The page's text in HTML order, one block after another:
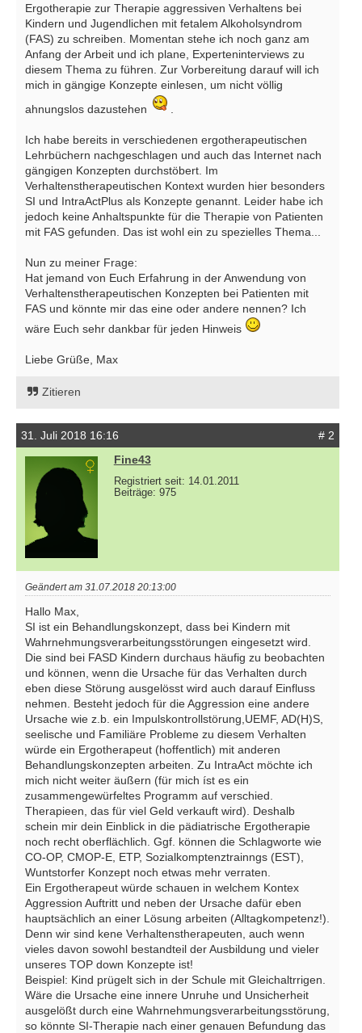
Ergotherapie zur Therapie aggressiven Verhaltens bei
Kindern und Jugendlichen mit fetalem Alkoholsyndrom
(FAS) zu schreiben. Momentan stehe ich noch ganz am
Anfang der Arbeit und ich plane, Experteninterviews zu
diesem Thema zu führen. Zur Vorbereitung darauf will ich
mich in gängige Konzepte einlesen, um nicht völlig
ahnungslos dazustehen
Ich habe bereits in verschiedenen ergotherapeutischen
Lehrbüchern nachgeschlagen und auch das Internet nach
gängigen Konzepten durchstöbert. Im
Verhaltenstherapeutischen Kontext wurden hier besonders
SI und IntraActPlus als Konzepte genannt. Leider habe ich
jedoch keine Anhaltspunkte für die Therapie von Patienten
mit FAS gefunden. Das ist wohl ein zu spezielles Thema...
Nun zu meiner Frage:
Hat jemand von Euch Erfahrung in der Anwendung von
Verhaltenstherapeutischen Konzepten bei Patienten mit
FAS und könnte mir das eine oder andere nennen? Ich
wäre Euch sehr dankbar für jeden Hinweis
Liebe Grüße, Max
Zitieren
31. Juli 2018 16:16
# 2
Fine43
Registriert seit: 14.01.2011
Beiträge: 975
Geändert am 31.07.2018 20:13:00
Hallo Max,
SI ist ein Behandlungskonzept, dass bei Kindern mit
Wahrnehmungsverarbeitungsstörungen eingesetzt wird.
Die sind bei FASD Kindern durchaus häufig zu beobachten
und können, wenn die Ursache für das Verhalten durch
eben diese Störung ausgelösst wird auch darauf Einfluss
nehmen. Besteht jedoch für die Aggression eine andere
Ursache wie z.b. ein Impulskontrollstörung,UEMF, AD(H)S,
seelische und Familiäre Probleme zu diesem Verhalten
würde ein Ergotherapeut (hoffentlich) mit anderen
Behandlungskonzepten arbeiten. Zu IntraAct möchte ich
mich nicht weiter äußern (für mich íst es ein
zusammengewürfeltes Programm auf verschied.
Therapieen, das für viel Geld verkauft wird). Deshalb
schein mir dein Einblick in die pädiatrische Ergotherapie
noch recht oberflächlich. Ggf. können die Schlagworte wie
CO-OP, CMOP-E, ETP, Sozialkomptenztrainngs (EST),
Wuntstorfer Konzept noch etwas mehr verraten.
Ein Ergotherapeut würde schauen in welchem Kontex
Aggression Auftritt und neben der Ursache dafür eben
hauptsächlich an einer Lösung arbeiten (Alltagkompetenz!).
Denn wir sind kene Verhaltenstherapeuten, auch wenn
vieles davon sowohl bestandteil der Ausbildung und vieler
unseres TOP down Konzepte ist!
Beispiel: Kind prügelt sich in der Schule mit Gleichaltrrigen.
Wäre die Ursache eine innere Unruhe und Unsicherheit
ausgelößt durch eine Wahrnehmungsverarbeitungsstörung,
so könnte SI-Therapie nach einer genauen Befundung das